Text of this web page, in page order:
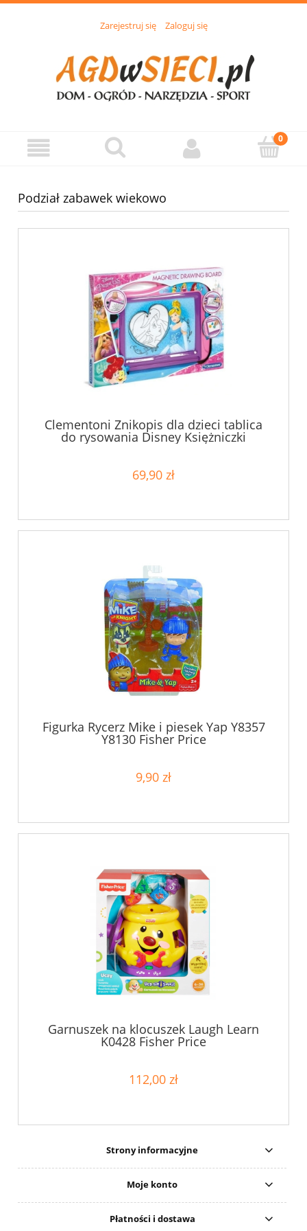
Zarejestruj się Zaloguj się
Podział zabawek wiekowo
Clementoni Znikopis dla dzieci tablica
do rysowania Disney Księżniczki
69,90 zł
Figurka Rycerz Mike i piesek Yap Y8357
Y8130 Fisher Price
9,90 zł
Garnuszek na klocuszek Laugh Learn
K0428 Fisher Price
112,00 zł
Strony informacyjne
Moje konto
Płatności i dostawa